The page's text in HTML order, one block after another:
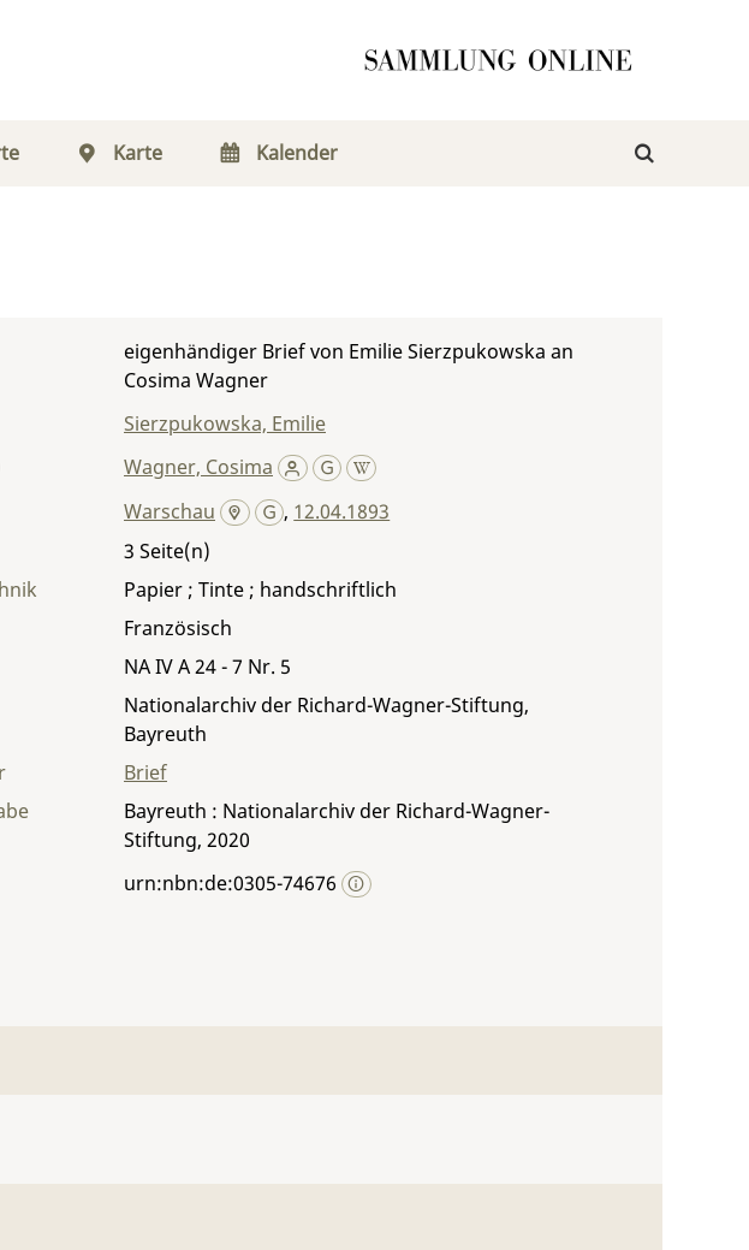
Karte Kalender
eigenhändiger Brief von Emilie Sierzpukowska an
Cosima Wagner
Sierzpukowska, Emilie
Wagner, Cosima
Warschau , 12.04.1893
3
Papier ; Tinte ; handschriftlich
Französisch
NA IV A 24 - 7 Nr. 5
Nationalarchiv der Richard-Wagner-Stiftung,
Bayreuth
Brief
Bayreuth : Nationalarchiv der Richard-Wagner-
Stiftung, 2020
urn:nbn:de:0305-74676